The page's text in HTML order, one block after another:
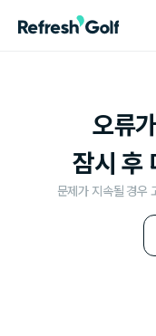
오류
잠시 후
문제가 지속될 경